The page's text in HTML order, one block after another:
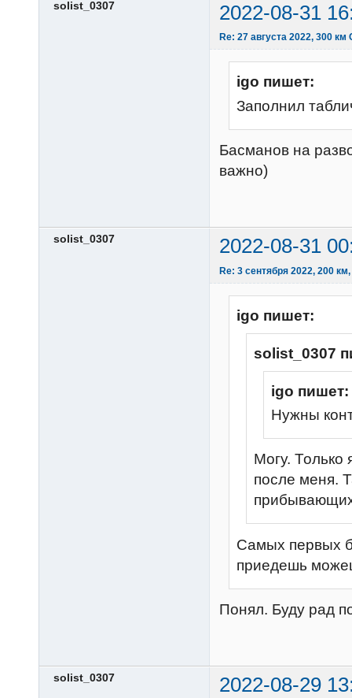
solist_0307 2022-08-31
Re: 27 августа 2022, 300 км
igo пишет:
Заполнил
Басманов на
важно)
solist_0307 2022-08-31
Re: 3 сентября 2022, 200 км,
igo пишет:
solist_0307
igo пишет:
Нужны
Могу. Только
после меня.
Самых первых
приедешь
Понял. Буду рад
solist_0307 2022-08-29